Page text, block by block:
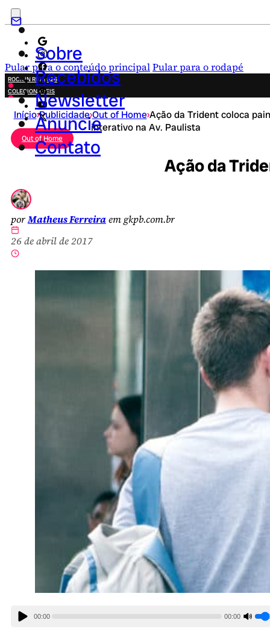
Pular para o conteúdo principalPular para o rodapé
Sobre
Recebidos
Newsletter
Anuncie
Contato
ROCK IN RIO 2026
COLECIONÁVEIS
FESTA JUNINA
NOVIDADES
CAMPANHAS CRIATIVAS
Início›Publicidade›Out of Home›Ação da Trident coloca
interativo na Av. Paulista
Out of Home
Ação da
porMatheus Ferreiraem gkpb.com.br
26 de abril de 2017
00:00 00:00